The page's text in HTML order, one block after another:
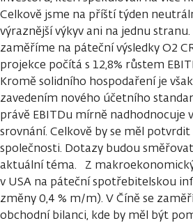
Celkově jsme na příští týden
výraznější výkyv ani na jednu
zaměříme na páteční výsledky O2
projekce počítá s 12,8% růstem
Kromě solidního hospodaření je
zavedením nového účetního
právě EBITDu mírně nadhodnocuje
srovnání. Celkově by se měl
společnosti. Dotazy budou
aktuální téma. Z
v USA na páteční spotřebitelskou
změny 0,4 % m/m). V Číně se
obchodní bilanci, kde by měl být